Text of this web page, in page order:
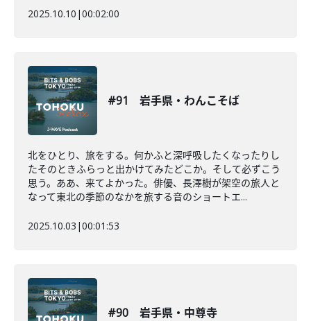
2025.10.10 |00:02:00
#91 岩手県・わんこそば
北をひとり、旅をする。何かふと深呼吸したくなったりし
たそのときふらっと出かけてみたどこか。そして必ずこう
思う。ああ、来てよかった。俳優、長澤樹が架空の旅人と
なって東北の季節のなかを旅する音のショートエ...
2025.10.03 |00:01:53
#90 岩手県・中尊寺